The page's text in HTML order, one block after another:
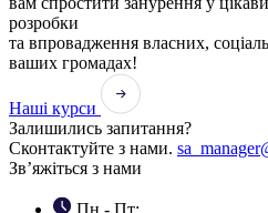
розробки
та впровадження власних,
ваших громадах!
Наші курси
Залишились запитання?
Сконтактуйте з нами.
Зв’яжіться з нами